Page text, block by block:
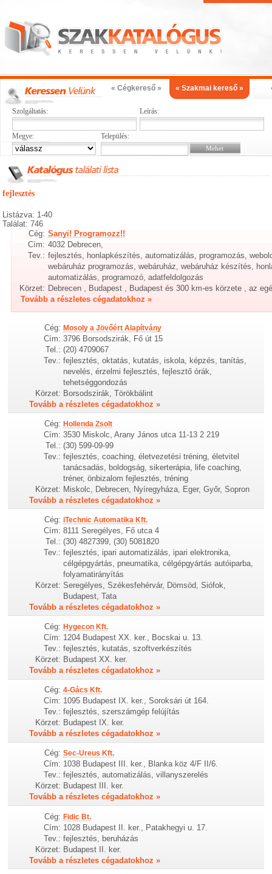
« Cégkereső » « Szakmai kereső »
Szolgáltatás: Leírás:
Megye: Település:
fejlesztés
Listázva: 1-40
Találat: 746
Cég: Sanyi! Programozz!!
Cím: 4032 Debrecen,
Tev.: fejlesztés, honlapkészítés, automatizálás, programozás,
webáruház programozás, webáruház, webáruház készítés,
automatizálás, programozó, adatfeldolgozás
Körzet: Debrecen , Budapest , Budapest és 300 km-es körzete , az
Tovább a részletes cégadatokhoz »
Cég: Mosoly a Jövőért Alapítvány
Cím: 3796 Borsodszirák, Fő út 15
Tel.: (20) 4709067
Tev.: fejlesztés, oktatás, kutatás, iskola, képzés, tanítás,
nevelés, érzelmi fejlesztés, fejlesztő órák,
tehetséggondozás
Körzet: Borsodszirák, Törökbálint
Tovább a részletes cégadatokhoz »
Cég: Hollenda Zsolt
Cím: 3530 Miskolc, Arany János utca 11-13 2 219
Tel.: (30) 599-09-99
Tev.: fejlesztés, coaching, életvezetési tréning, életvitel
tanácsadás, boldogság, sikerterápia, life coaching,
tréner, önbizalom fejlesztés, tréning
Körzet: Miskolc, Debrecen, Nyíregyháza, Eger, Győr, Sopron
Tovább a részletes cégadatokhoz »
Cég: iTechnic Automatika Kft.
Cím: 8111 Seregélyes, Fő utca 4
Tel.: (30) 4827399, (30) 5081820
Tev.: fejlesztés, ipari automatizálás, ipari elektronika,
célgépgyártás, pneumatika, célgépgyártás autóiparba,
folyamatirányítás
Körzet: Seregélyes, Székesfehérvár, Dömsöd, Siófok,
Budapest, Tata
Tovább a részletes cégadatokhoz »
Cég: Hygecon Kft.
Cím: 1204 Budapest XX. ker., Bocskai u. 13.
Tev.: fejlesztés, kutatás, szoftverkészítés
Körzet: Budapest XX. ker.
Tovább a részletes cégadatokhoz »
Cég: 4-Gács Kft.
Cím: 1095 Budapest IX. ker., Soroksári út 164.
Tev.: fejlesztés, szerszámgép felújítás
Körzet: Budapest IX. ker.
Tovább a részletes cégadatokhoz »
Cég: Sec-Ureus Kft.
Cím: 1038 Budapest III. ker., Blanka köz 4/F II/6.
Tev.: fejlesztés, automatizálás, villanyszerelés
Körzet: Budapest III. ker.
Tovább a részletes cégadatokhoz »
Cég: Fidic Bt.
Cím: 1028 Budapest II. ker., Patakhegyi u. 17.
Tev.: fejlesztés, beruházás
Körzet: Budapest II. ker.
Tovább a részletes cégadatokhoz »